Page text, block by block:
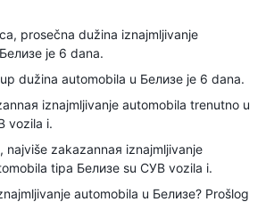
prosečna dužina iznajmljivanje
je 6 dana.
dužina automobila u Белизе je 6 dana.
iznajmljivanje automobila trenutno u
vozila i.
najviše zakazannaя iznajmljivanje
tipa Белизе su СУВ vozila i.
automobila u Белизе? Prošlog